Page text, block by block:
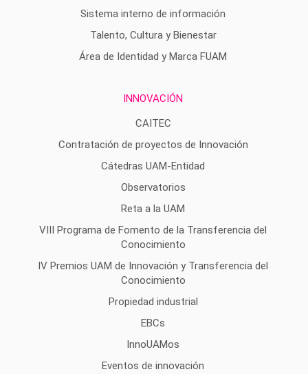
Sistema interno de información
Talento, Cultura y Bienestar
Área de Identidad y Marca FUAM
INNOVACIÓN
CAITEC
Contratación de proyectos de Innovación
Cátedras UAM-Entidad
Observatorios
Reta a la UAM
VIII Programa de Fomento de la Transferencia del
Conocimiento
IV Premios UAM de Innovación y Transferencia del
Conocimiento
Propiedad industrial
EBCs
InnoUAMos
Eventos de innovación